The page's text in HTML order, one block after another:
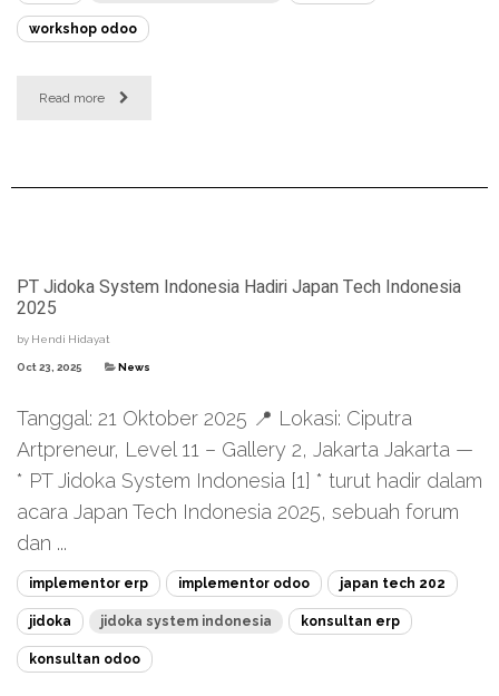
workshop odoo
Read more
PT Jidoka System Indonesia Hadiri Japan Tech Indonesia
2025
by Hendi Hidayat
Oct 23, 2025 News
Tanggal: 21 Oktober 2025 📍 Lokasi: Ciputra
Artpreneur, Level 11 – Gallery 2, Jakarta Jakarta —
* PT Jidoka System Indonesia [1] * turut hadir dalam
acara Japan Tech Indonesia 2025, sebuah forum
dan ...
implementor erp implementor odoo japan tech 202
jidoka jidoka system indonesia konsultan erp
konsultan odoo